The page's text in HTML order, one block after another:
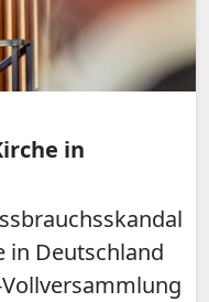
in
in Deutschland